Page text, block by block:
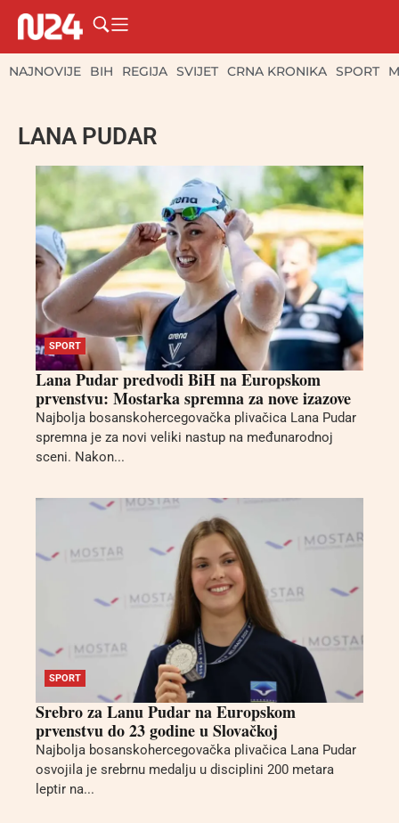
NAJNOVIJE BIH REGIJA SVIJET CRNA KRONIKA SPORT
LANA PUDAR
SPORT
Lana Pudar predvodi BiH na Europskom
prvenstvu: Mostarka spremna za nove izazove
Najbolja bosanskohercegovačka plivačica Lana Pudar
spremna je za novi veliki nastup na međunarodnoj
sceni. Nakon...
SPORT
Srebro za Lanu Pudar na Europskom
prvenstvu do 23 godine u Slovačkoj
Najbolja bosanskohercegovačka plivačica Lana Pudar
osvojila je srebrnu medalju u disciplini 200 metara
leptir na...